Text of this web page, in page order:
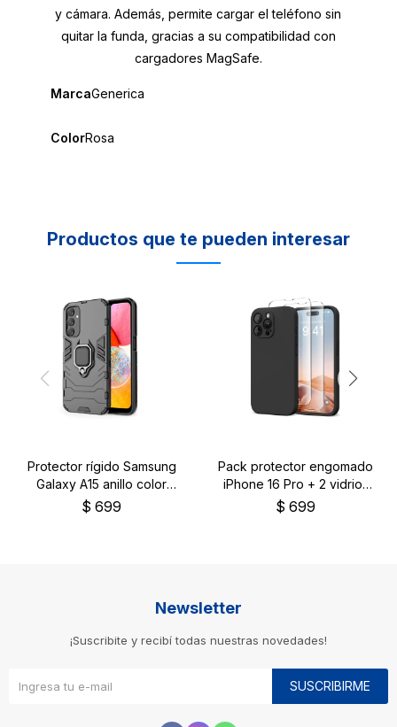
y cámara. Además, permite cargar el teléfono sin
quitar la funda, gracias a su compatibilidad con
cargadores MagSafe.
MarcaGenerica
ColorRosa
Productos que te pueden interesar
Protector rígido Samsung
Galaxy A15 anillo color
negro
$ 699
Pack protector engomado
iPhone 16 Pro + 2 vidrios
templados
$ 699
Newsletter
¡Suscribite y recibí todas nuestras novedades!
SUSCRIBIRME